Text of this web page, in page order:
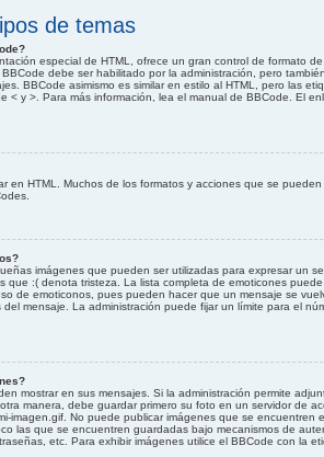
de temas
especial de HTML, ofrece un gran control de formato
debe ser habilitado por la administración, pero
BBCode asimismo es similar en estilo al HTML, pero las
< y >. Para más información, lea el manual de BBCode. El
en HTML. Muchos de los formatos y acciones que se
imágenes que pueden ser utilizadas para expresar un
que :( denota tristeza. La lista completa de emoticones
de emoticonos, pues pueden hacer que un mensaje se
del mensaje. La administración puede fijar un límite para el
mostrar en sus mensajes. Si la administración permite
manera, debe guardar primero su foto en un servidor de
imagen.gif. No puede publicar imágenes que se encuentren
las que se encuentren guardadas bajo mecanismos de
etc. Para exhibir imágenes utilice el BBCode con la